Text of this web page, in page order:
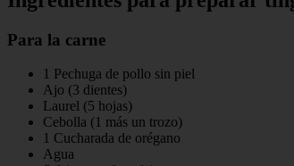
Para la carne
1 Pechuga de pollo sin piel
Ajo (3 dientes)
Laurel (5 hojas)
Cebolla (1 más un trozo)
1 Cucharada de orégano
Agua